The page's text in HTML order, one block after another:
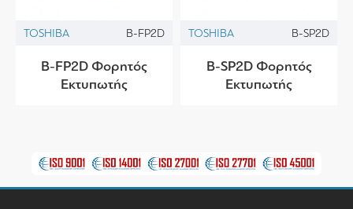
TOSHIBA B-FP2D
B-FP2D Φορητός
Εκτυπωτής
TOSHIBA B-SP2D
B-SP2D Φορητός
Εκτυπωτής